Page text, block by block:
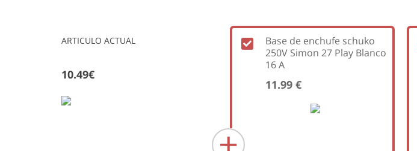
ARTICULO ACTUAL
10.49€
Base de enchufe schuko
250V Simon 27 Play Blanco
16 A
11.99 €